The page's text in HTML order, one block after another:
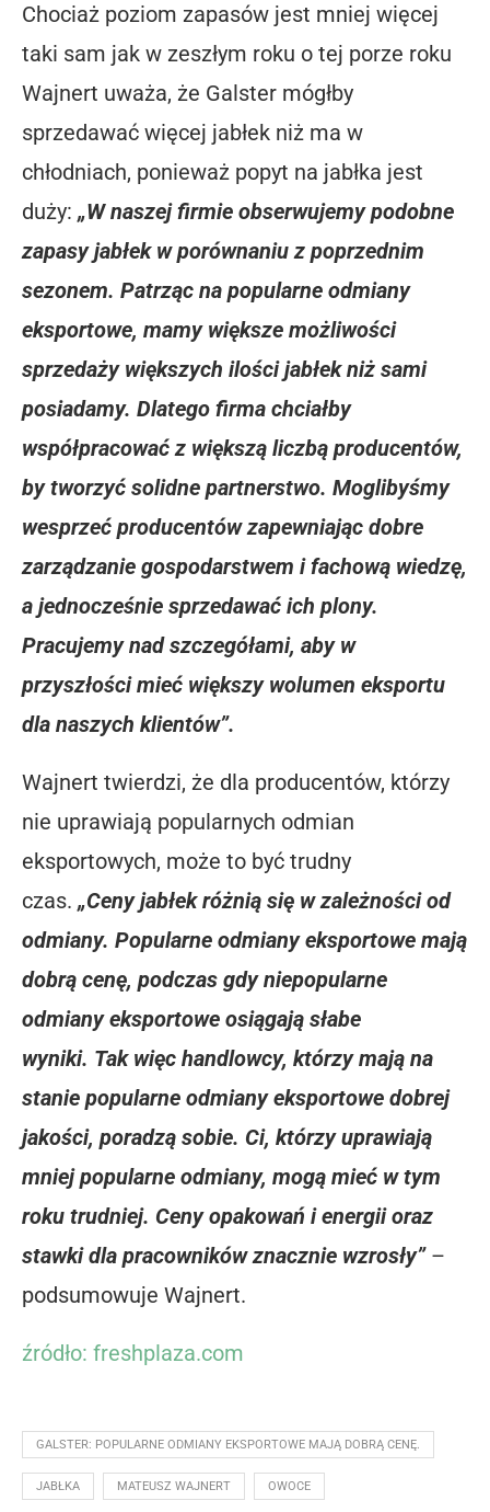
Chociaż poziom zapasów jest mniej więcej
taki sam jak w zeszłym roku o tej porze roku
Wajnert uważa, że ​Galster mógłby
sprzedawać więcej jabłek niż ma w
chłodniach, ponieważ popyt na jabłka jest
duży: „W naszej firmie obserwujemy podobne
zapasy jabłek w porównaniu z poprzednim
sezonem. Patrząc na popularne odmiany
eksportowe, mamy większe możliwości
sprzedaży większych ilości jabłek niż sami
posiadamy. Dlatego firma chciałby
współpracować z większą liczbą producentów,
by tworzyć solidne partnerstwo. Moglibyśmy
wesprzeć producentów zapewniając dobre
zarządzanie gospodarstwem i fachową wiedzę,
a jednocześnie sprzedawać ich plony.
Pracujemy nad szczegółami, aby w
przyszłości mieć większy wolumen eksportu
dla naszych klientów”.
Wajnert twierdzi, że dla producentów, którzy
nie uprawiają popularnych odmian
eksportowych, może to być trudny
czas. „Ceny jabłek różnią się w zależności od
odmiany. Popularne odmiany eksportowe mają
dobrą cenę, podczas gdy niepopularne
odmiany eksportowe osiągają słabe
wyniki. Tak więc handlowcy, którzy mają na
stanie popularne odmiany eksportowe dobrej
jakości, poradzą sobie. Ci, którzy uprawiają
mniej popularne odmiany, mogą mieć w tym
roku trudniej. Ceny opakowań i energii oraz
stawki dla pracowników znacznie wzrosły” –
podsumowuje Wajnert.
źródło: freshplaza.com
GALSTER: POPULARNE ODMIANY EKSPORTOWE MAJĄ DOBRĄ CENĘ.
JABŁKA MATEUSZ WAJNERT OWOCE